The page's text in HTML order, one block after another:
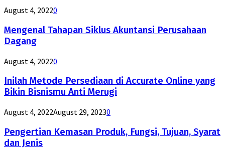
August 4, 20220
Mengenal Tahapan Siklus Akuntansi Perusahaan
Dagang
August 4, 20220
Inilah Metode Persediaan di Accurate Online yang
Bikin Bisnismu Anti Merugi
August 4, 2022August 29, 20230
Pengertian Kemasan Produk, Fungsi, Tujuan, Syarat
dan Jenis